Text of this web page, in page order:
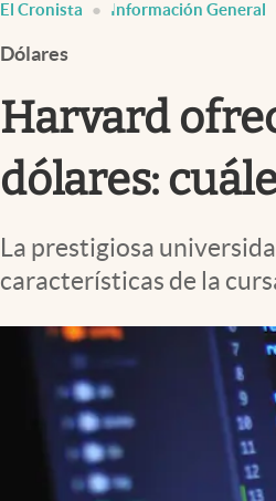
Infotechnology
Clase
Clima
Mundial 2026
Eventos Corporativos
Mediakit
El Cronista Información General
Dólares
Harvard
dólares:
La prestigiosa
características de la